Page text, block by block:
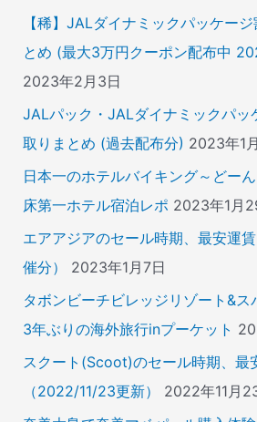
【稀】JALダイナミックパッケー
とめ (最大3万円クーポン配布中
2023年2月3日
JALパック・JALダイナミックパッ
取りまとめ (過去配布分) 2023年1
日本一のホテルバイキング～どー
床第一ホテル宿泊レポ 2023年1月
エアアジアのセール時期、最安運
催分）
2023年1月7日
タボンビーチビレッジリゾート&ス
3年ぶりの海外旅行inプーケット
スクート(Scoot)のセール時期、最
（2022/11/23更新）
2022年11月